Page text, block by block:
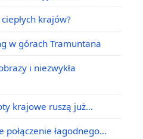
krajów?
w górach Tramuntana
i niezwykła
krajowe ruszą już…
łagodnego…